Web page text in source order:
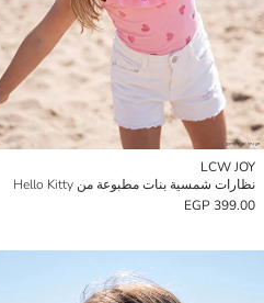
LCW JOY
نظارات شمسية بنات مطبوعة من Hello Kitty
399.00 EGP